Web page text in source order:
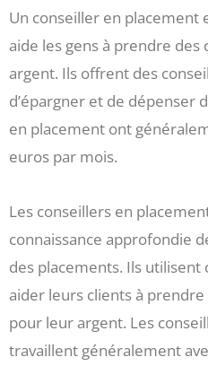
Un conseiller en placement
aide les gens à prendre
argent. Ils offrent des
d’épargner et de dépenser
en placement ont
euros par mois.
Les conseillers en
connaissance approfondie
des placements. Ils utilisent
aider leurs clients à
pour leur argent. Les
travaillent généralement